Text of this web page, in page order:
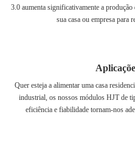
3.0 aumenta significativamente a
sua casa ou empresa para
Quer esteja a alimentar uma casa
industrial, os nossos módulos HJT de
eficiência e fiabilidade tornam-nos